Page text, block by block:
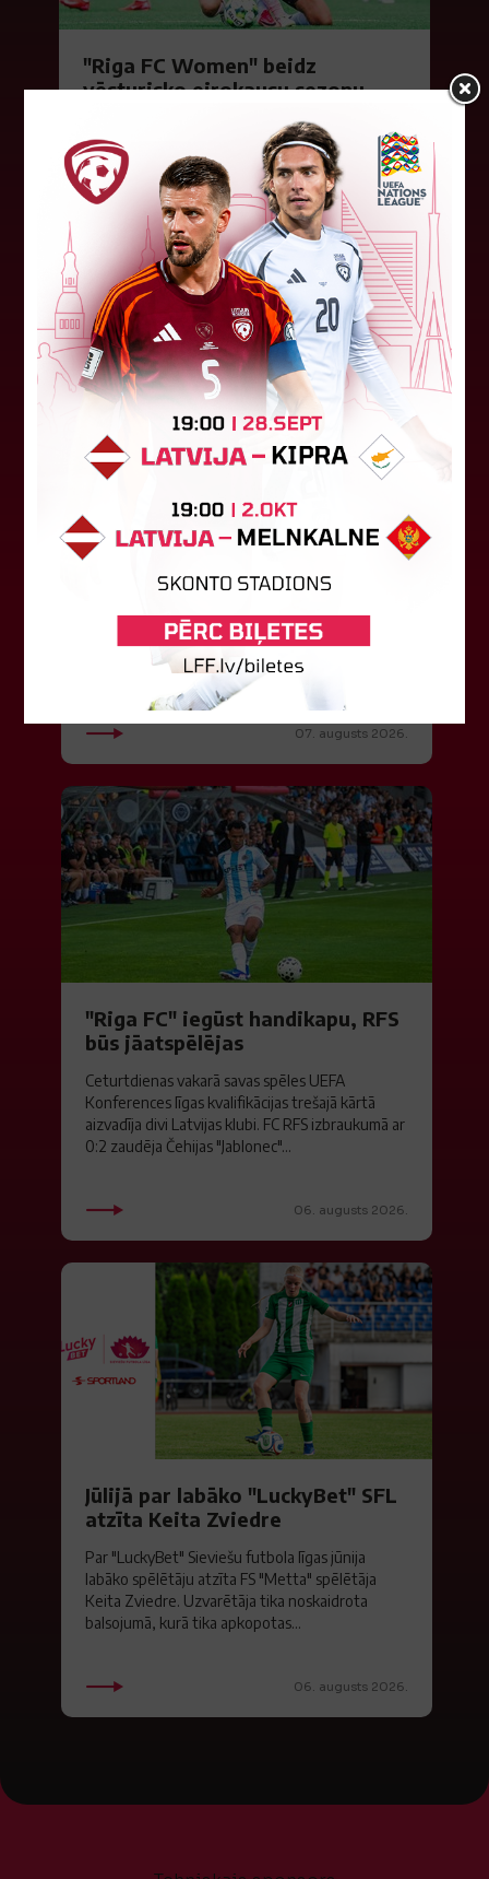
"Riga FC Women" beidz
vēsturisko eirokausu sezonu
Latvijas klubs "Riga FC Women" sestdien UEFA
Čempionu līgas kvalifikācijas otrajā kārtā ar 1:4
piekāpās Lietuvas "Gintra". Ar šo spēli Latvijas
klubam beidzās eirokausu...
08. augusts 2026.
LFF DK 6. augusta lēmumi
LFF Disciplinārlietu komitejas sēdes protokols
Piedalās:Komitejas locekļi: Jevgenija
Tverjanoviča-Bore, Raivis Grīnbergs...
07. augusts 2026.
"Riga FC" iegūst handikapu, RFS
būs jāatspēlējas
Ceturtdienas vakarā savas spēles UEFA
Konferences līgas kvalifikācijas trešajā kārtā
aizvadīja divi Latvijas klubi. FC RFS izbraukumā ar
0:2 zaudēja Čehijas "Jablonec"...
06. augusts 2026.
Jūlijā par labāko "LuckyBet" SFL
atzīta Keita Zviedre
Par "LuckyBet" Sieviešu futbola līgas jūnija
labāko spēlētāju atzīta FS "Metta" spēlētāja
Keita Zviedre. Uzvarētāja tika noskaidrota
balsojumā, kurā tika apkopotas...
06. augusts 2026.